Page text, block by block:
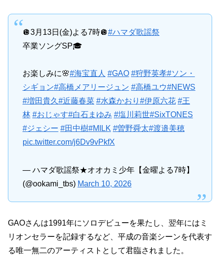
🪩3月13日(金)よる7時🪩#ハマダ歌謡祭
卒業ソングSP🎓
お楽しみに🌸#海宝直人 #GAO #狩野英孝#ソン・
シギョン#高橋メアリージュン #高橋ユウ#NEWS
#増田貴久 #近藤春菜 #水森かおり #伊原六花 #王
林 #おじゃす#白石まゆみ #塩川莉世#SixTONES
#ジェシー #田中樹#MILK #曽野舜太#渡邉美穂
pic.twitter.com/j6Dv9vPkfX
— ハマダ歌謡祭★オオカミ少年【金曜よる7時】
(@ookami_tbs) March 10, 2026
GAOさんは1991年にソロデビューを果たし、翌年にはミ
リオンセラーを記録するなど、平成の音楽シーンを代表す
る唯一無二のアーティストとして君臨されました。